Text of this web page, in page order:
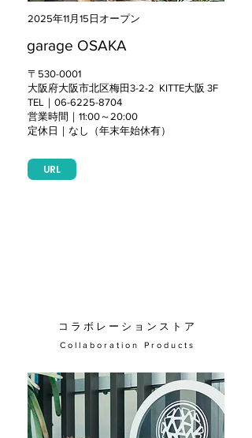
2025年11月15日オープン
garage OSAKA
〒530-0001
大阪府大阪市北区梅田3-2-2 KITTE大阪 3F
TEL｜06-6225-8704
営業時間｜11:00～20:00
定休日｜なし（年末年始休有）
URL
​コ ラ ボ レ ー シ ョ ン ス ト ア
C o l l a b o r a t i o n P r o d u c t s